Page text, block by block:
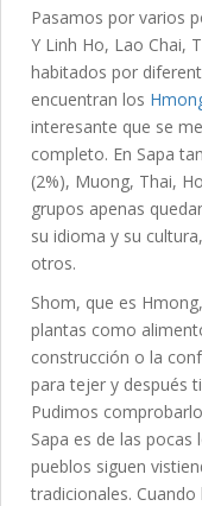
Pasamos por varios
Y Linh Ho, Lao Chai,
habitados por
encuentran los
interesante que se
completo. En Sapa
(2%), Muong, Thai,
grupos apenas
su idioma y su
otros.
Shom, que es
plantas como
construcción o la
para tejer y después
Pudimos
Sapa es de las pocas
pueblos siguen
tradicionales.